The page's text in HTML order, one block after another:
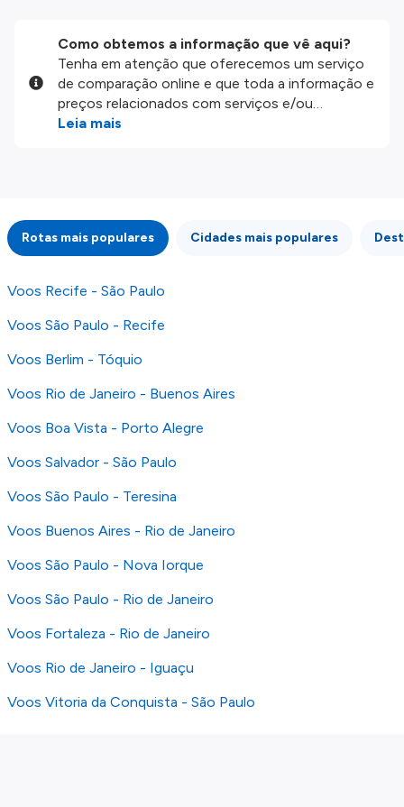
Como obtemos a informação que vê aqui?
Tenha em atenção que oferecemos um serviço
de comparação online e que toda a informação e
preços relacionados com serviços e/ou
produtos disponíveis no nosso website são
integridade ou pela precisão da informação
publicada, por isso verifique com atenção todas
as condições no website do parceiro antes de
fazer uma reserva. Para mais detalhes verifique
os nossos Termos e Condições
Leia mais
Rotas mais populares Cidades mais populares
Voos Recife - São Paulo
Voos São Paulo - Recife
Voos Berlim - Tóquio
Voos Rio de Janeiro - Buenos Aires
Voos Boa Vista - Porto Alegre
Voos Salvador - São Paulo
Voos São Paulo - Teresina
Voos Buenos Aires - Rio de Janeiro
Voos São Paulo - Nova Iorque
Voos São Paulo - Rio de Janeiro
Voos Fortaleza - Rio de Janeiro
Voos Rio de Janeiro - Iguaçu
Voos Vitoria da Conquista - São Paulo